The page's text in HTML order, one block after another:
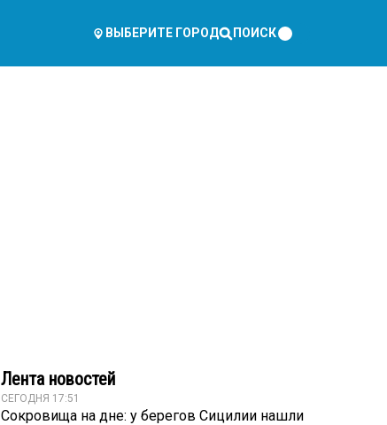
ВЫБЕРИТЕ ГОРОД ПОИСК
Лента новостей
СЕГОДНЯ 17:51
Сокровища на дне: у берегов Сицилии нашли